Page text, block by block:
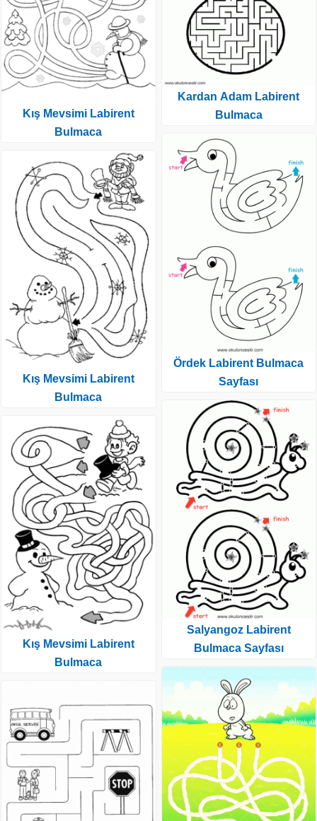
Kış Mevsimi Labirent
Bulmaca
Kış Mevsimi Labirent
Bulmaca
Kış Mevsimi Labirent
Bulmaca
Kardan Adam Labirent
Bulmaca
Ördek Labirent Bulmaca
Sayfası
Salyangoz Labirent
Bulmaca Sayfası